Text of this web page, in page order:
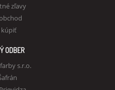
zľavy
kúpiť
ODBER
s.r.o.